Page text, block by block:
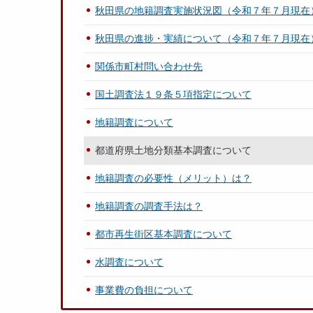
秋田県の地籍調査実施状況図（令和７年７月現在
秋田県の進捗・実績について（令和７年７月現在
関係市町村問い合わせ先
国土調査法１９条５項指定について
地籍調査について
都道府県土地分類基本調査について
地籍調査の必要性（メリット）は？
地籍調査の調査手法は？
都市再生街区基本調査について
水調査について
事業費の負担について